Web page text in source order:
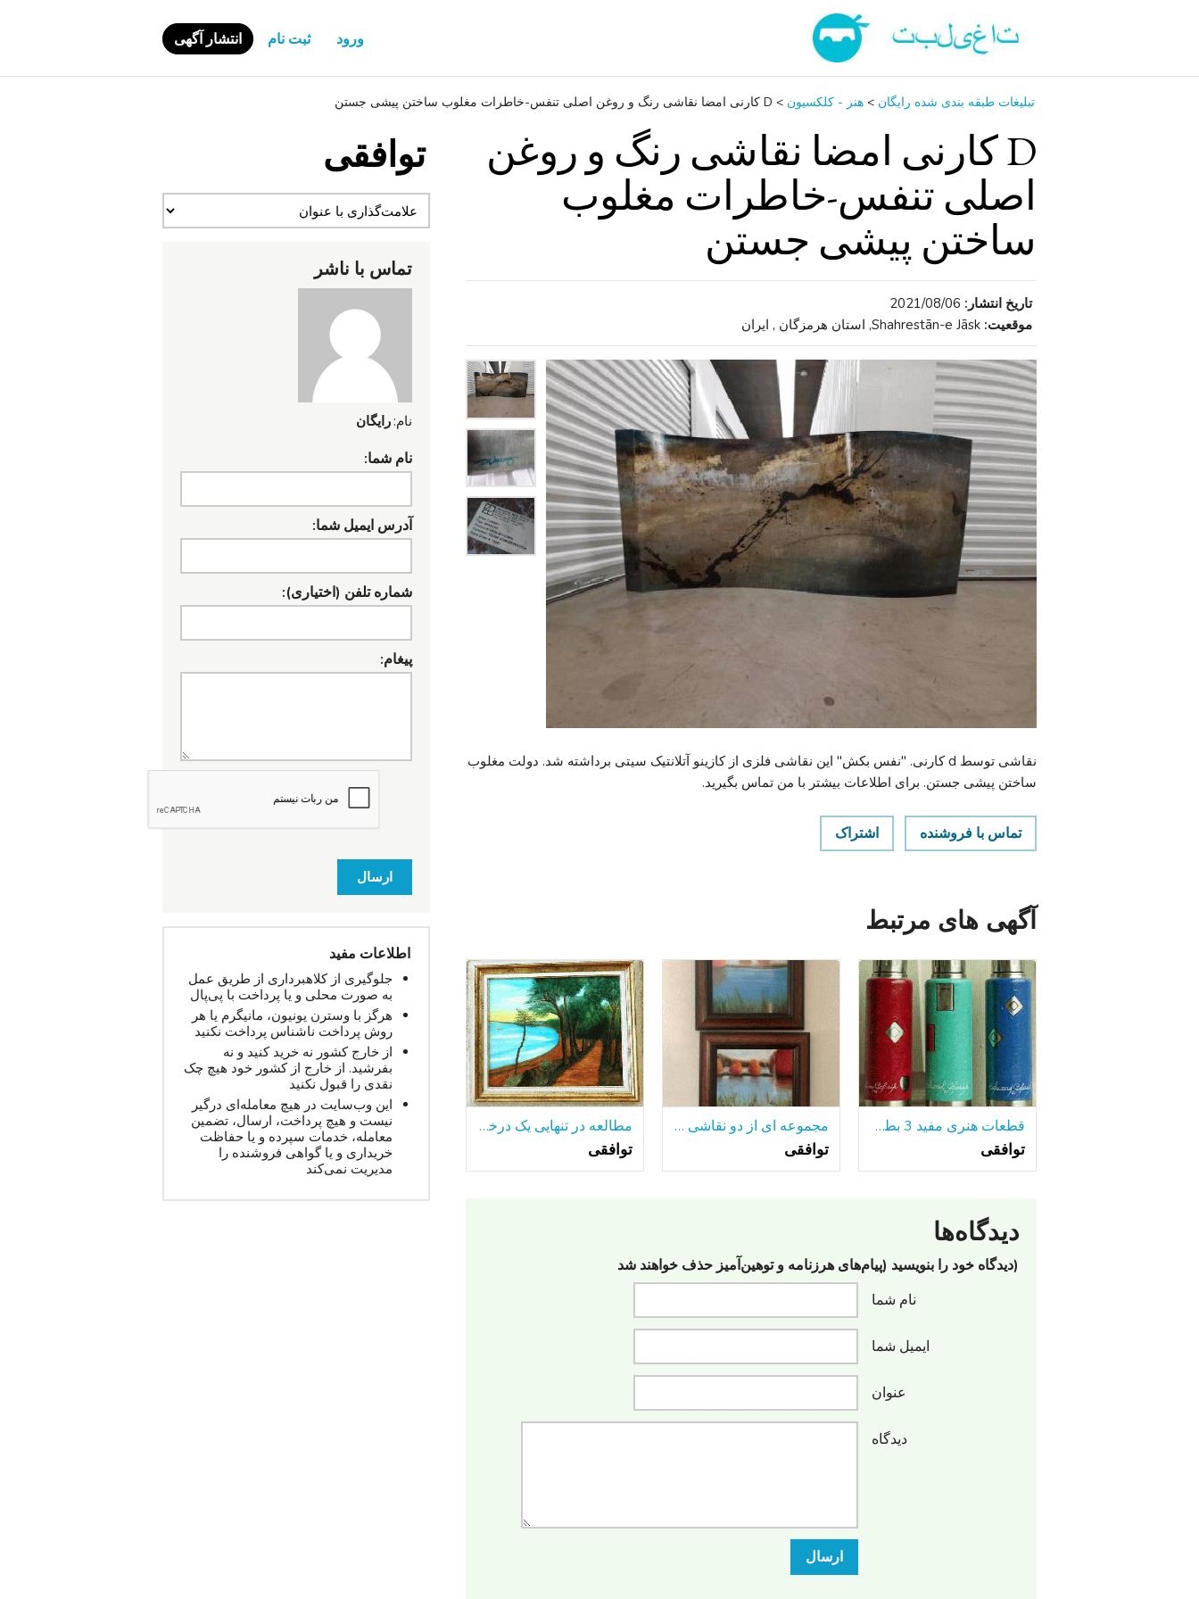
ورود ثبت نام انتشار آگهی
تبلیغات طبقه بندی شده رایگان > هنر - کلکسیون > D کارنی امضا نقاشی رنگ و روغن اصلی تنفس-خاطرات مغلوب ساختن پیشی جستن
D کارنی امضا نقاشی رنگ و روغن
اصلی تنفس-خاطرات مغلوب
ساختن پیشی جستن
تاریخ انتشار: 2021/08/06
موقعیت: Shahrestān-e Jāsk, استان هرمزگان , ایران
نقاشی توسط d کارنی. "نفس بکش" این نقاشی فلزی از کازینو آتلانتیک سیتی برداشته شد. دولت مغلوب
ساختن پیشی جستن. برای اطلاعات بیشتر با من تماس بگیرید.
تماس با فروشنده اشتراک
آگهی های مرتبط
قطعات هنری مفید 3 بطری های آلومینیومی جلا
توافقی
مجموعه ای از دو نقاشی رنگ و روغن قاب
توافقی
مطالعه در تنهایی یک درخت تنها-در میان بسیاری از دریاچه.
توافقی
دیدگاه‌ها
(دیدگاه خود را بنویسید (پیام‌های هرزنامه‌ و توهین‌آمیز حذف خواهند شد
نام شما
ایمیل شما
عنوان
دیدگاه
ارسال
توافقی
تماس با ناشر
نام: رایگان
نام شما:
آدرس ایمیل شما:
شماره تلفن (اختیاری):
پیغام:
ارسال
اطلاعات مفید
جلوگیری از کلاهبرداری از طریق عمل
به صورت محلی و یا پرداخت با پی‌پال
هرگز با وسترن یونیون، مانیگرم یا هر
روش پرداخت ناشناس پرداخت نکنید
از خارج کشور نه خرید کنید و نه
بفرشید. از خارج از کشور خود هیچ چک
نقدی را قبول نکنید
این وب‌سایت در هیچ معامله‌ای درگیر
نیست و هیچ پرداخت، ارسال، تضمین
معامله، خدمات سپرده و یا حفاظت
خریداری و یا گواهی فروشنده را
مدیریت نمی‌کند